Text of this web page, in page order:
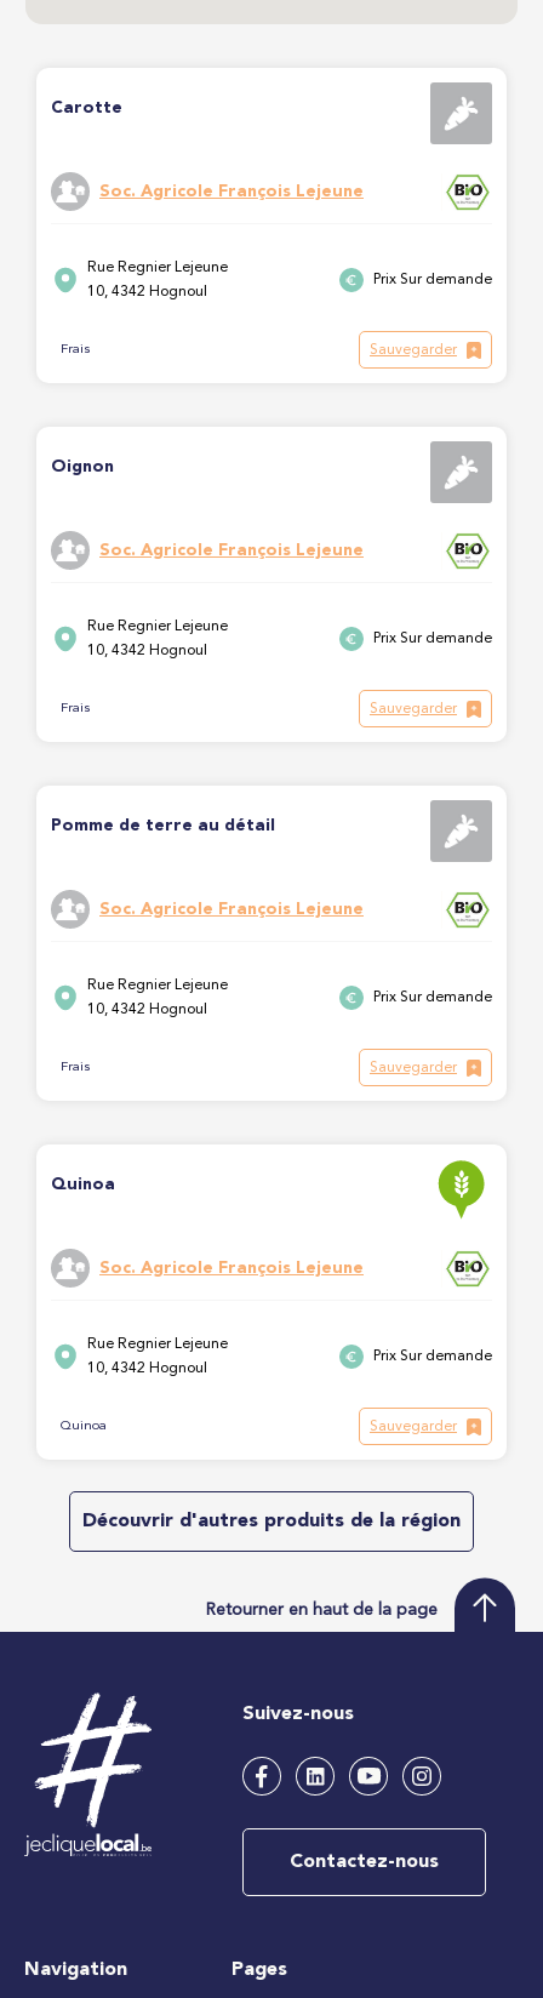
Carotte
Soc. Agricole François Lejeune
Rue Regnier Lejeune
10, 4342 Hognoul
Prix Sur demande
Frais Sauvegarder
Oignon
Soc. Agricole François Lejeune
Rue Regnier Lejeune
10, 4342 Hognoul
Prix Sur demande
Frais Sauvegarder
Pomme de terre au détail
Soc. Agricole François Lejeune
Rue Regnier Lejeune
10, 4342 Hognoul
Prix Sur demande
Frais Sauvegarder
Quinoa
Soc. Agricole François Lejeune
Rue Regnier Lejeune
10, 4342 Hognoul
Prix Sur demande
Quinoa Sauvegarder
Découvrir d'autres produits de la région
Retourner en haut de la page
Suivez-nous
Contactez-nous
Navigation Pages